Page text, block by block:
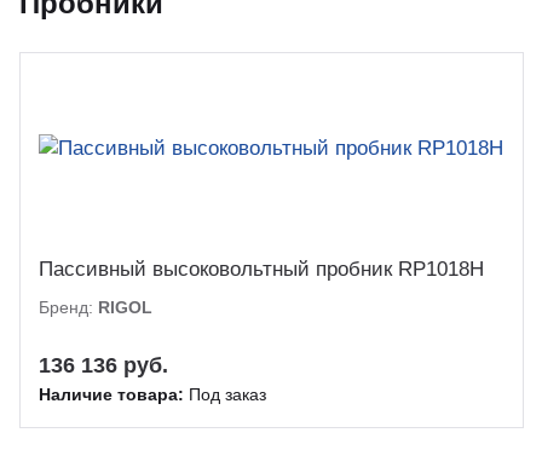
Пассивный высоковольтный пробник RP1018H
Бренд: RIGOL
136 136 руб.
Наличие товара: Под заказ